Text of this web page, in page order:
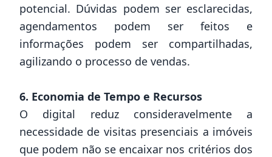
potencial. Dúvidas podem ser esclarecidas,
agendamentos podem ser feitos e
informações podem ser compartilhadas,
agilizando o processo de vendas.
6. Economia de Tempo e Recursos
O digital reduz consideravelmente a
necessidade de visitas presenciais a imóveis
que podem não se encaixar nos critérios dos